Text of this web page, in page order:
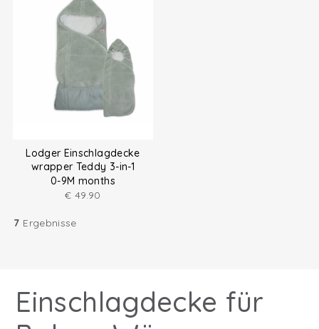
Lodger Einschlagdecke
wrapper Teddy 3-in-1
0-9M months
€ 49.90
7 Ergebnisse
Einschlagdecke für